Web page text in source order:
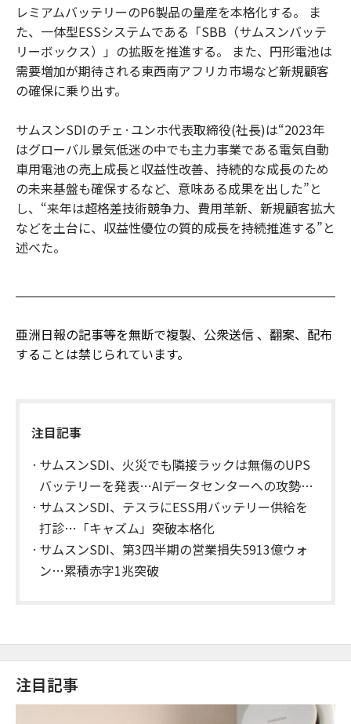
レミアムバッテリーのP6製品の量産を本格化する。 ま
た、一体型ESSシステムである「SBB（サムスンバッテ
リーボックス）」の拡販を推進する。 また、円形電池は
需要増加が期待される東西南アフリカ市場など新規顧客
の確保に乗り出す。
サムスンSDIのチェ·ユンホ代表取締役(社長)は“2023年
はグローバル景気低迷の中でも主力事業である電気自動
車用電池の売上成長と収益性改善、持続的な成長のため
の未来基盤も確保するなど、意味ある成果を出した”と
し、“来年は超格差技術競争力、費用革新、新規顧客拡大
などを土台に、収益性優位の質的成長を持続推進する”と
述べた。
亜洲日報の記事等を無断で複製、公衆送信 、翻案、配布
することは禁じられています。
注目記事
サムスンSDI、火災でも隣接ラックは無傷のUPS
バッテリーを発表…AIデータセンターへの攻勢加
速
サムスンSDI、テスラにESS用バッテリー供給を
打診…「キャズム」突破本格化
サムスンSDI、第3四半期の営業損失5913億ウォ
ン…累積赤字1兆突破
注目記事